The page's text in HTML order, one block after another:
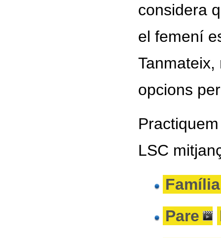
considera
el femení
opcions
LSC
Família
Pare